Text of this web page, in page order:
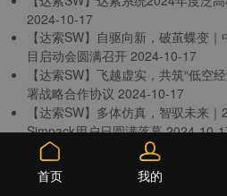
2024-10-17
【达索SW】自驱向新，破茧蝶变
目启动会圆满召开 2024-10-17
【达索SW】飞越虚实，共筑“低空
署战略合作协议 2024-10-17
【达索SW】多体仿真，智驭未来
Simpack用户日圆满落幕 2024-10-
【达索SW】至今为止...从今以后（
面向2040年的生成式经济
首页 我的